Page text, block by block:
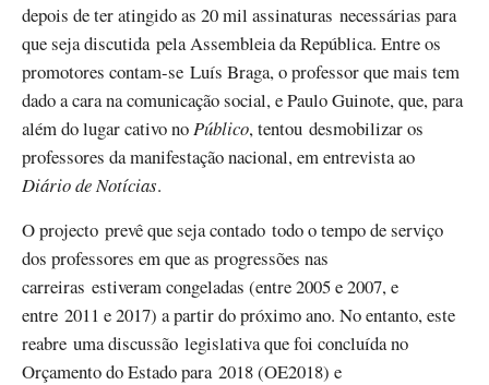
depois de ter atingido as 20 mil assinaturas necessárias para
que seja discutida pela Assembleia da República. Entre os
promotores contam-se Luís Braga, o professor que mais tem
dado a cara na comunicação social, e Paulo Guinote, que, para
além do lugar cativo noPúblico, tentou desmobilizar os
professores da manifestação nacional, em entrevista ao
Diário de Notícias.
O projecto prevê que seja contado todo o tempo de serviço
dos professores em que as progressões nas
carreiras estiveram congeladas (entre 2005 e 2007, e
entre 2011 e 2017) a partir do próximo ano. No entanto, este
reabre uma discussão legislativa que foi concluída no
Orçamento do Estado para 2018 (OE2018) e